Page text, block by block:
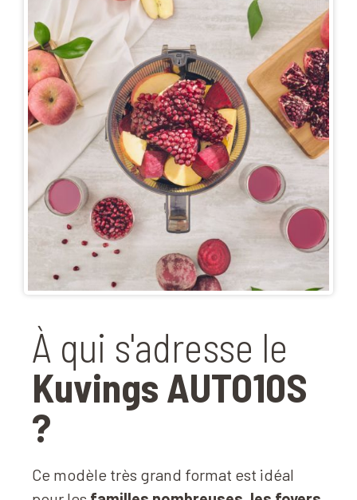
À qui s'adresse le
Kuvings AUTO10S
?
Ce modèle très grand format est idéal